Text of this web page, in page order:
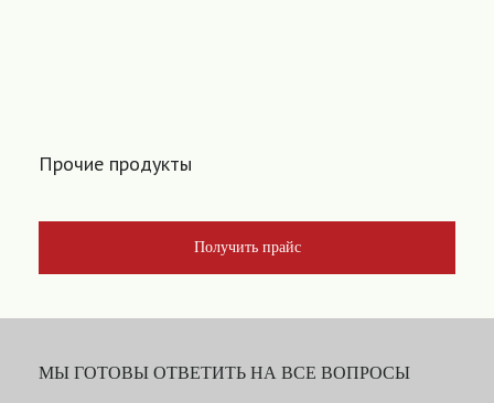
Прочие продукты
Получить прайс
МЫ ГОТОВЫ ОТВЕТИТЬ НА ВСЕ ВОПРОСЫ